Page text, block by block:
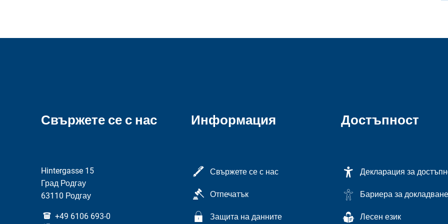
Свържете се с нас
Hintergasse 15
Град Родгау
63110 Родгау
+49 6106 693-0
Информация
Свържете се с нас
Отпечатък
Защита на данните
Достъпност
Декларация за
Бариера за докладване
Лесен език